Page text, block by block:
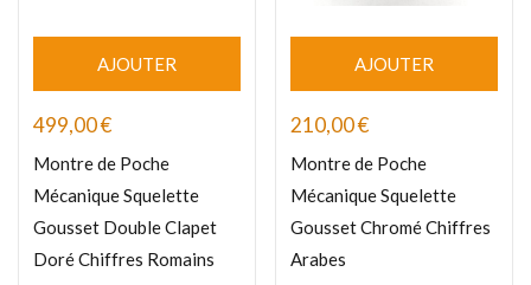
AJOUTER
499,00€
Montre de Poche
Mécanique Squelette
Gousset Double Clapet
Doré Chiffres Romains
AJOUTER
210,00€
Montre de Poche
Mécanique Squelette
Gousset Chromé Chiffres
Arabes